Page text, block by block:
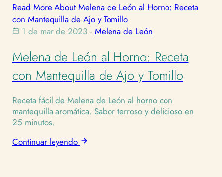
Read More About Melena de León al Horno: Receta
con Mantequilla de Ajo y Tomillo
1 de mar de 2023 · Melena de León
Melena de León al Horno: Receta
con Mantequilla de Ajo y Tomillo
Receta fácil de Melena de León al horno con
mantequilla aromática. Sabor terroso y delicioso en
25 minutos.
Continuar leyendo